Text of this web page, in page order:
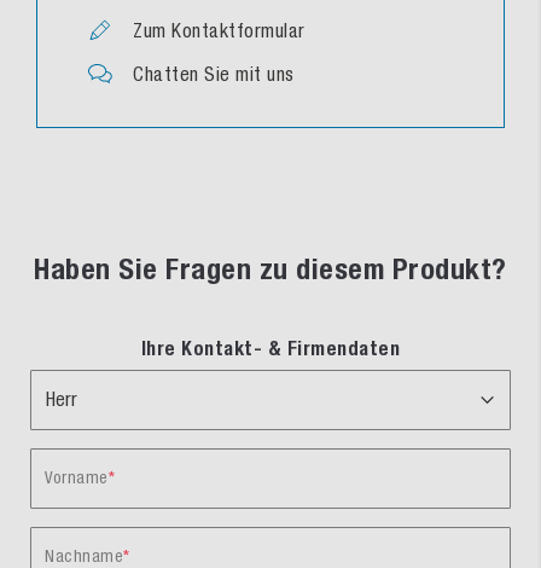
Zum Kontaktformular
Chatten Sie mit uns
Haben Sie Fragen zu diesem Produkt?
Ihre Kontakt- & Firmendaten
Vorname
Nachname